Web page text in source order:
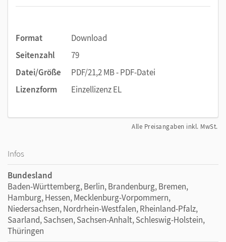
Format
Download
Seitenzahl
79
Datei/Größe
PDF/21,2 MB - PDF-Datei
Lizenzform
Einzellizenz EL
Alle Preisangaben inkl. MwSt.
Infos
Bundesland
Baden-Württemberg, Berlin, Brandenburg, Bremen,
Hamburg, Hessen, Mecklenburg-Vorpommern,
Niedersachsen, Nordrhein-Westfalen, Rheinland-Pfalz,
Saarland, Sachsen, Sachsen-Anhalt, Schleswig-Holstein,
Thüringen